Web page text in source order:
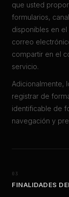
que usted
formularios,
disponibles en
correo
compartir en el
servicio.
Adicionalmente,
registrar de
identificable de
navegación y
03
FINALIDADES